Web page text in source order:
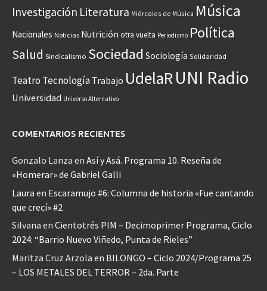
Investigación Literatura Miércoles de Música Música
Nacionales Noticias Nutrición otra vuelta Periodismo Política
Salud Sindicalismo Sociedad Sociología Solidaridad
Teatro Tecnología Trabajo UdelaRUNI Radio
Universidad Universo Alternativo
COMENTARIOS RECIENTES
Gonzalo Lanza en Así y Asá. Programa 10. Reseña de
«Homerar» de Gabriel Galli
Laura en Escaramujo #6: Columna de historia «Fue cantando
que crecí» #2
Silvana en Cientotrés PIM – Decimoprimer Programa, Ciclo
2024: “Barrio Nuevo Viñedo, Punta de Rieles”
Maritza Cruz Arzola en BILONGO – Ciclo 2024/Programa 25
– LOS METALES DEL TERROR – 2da. Parte